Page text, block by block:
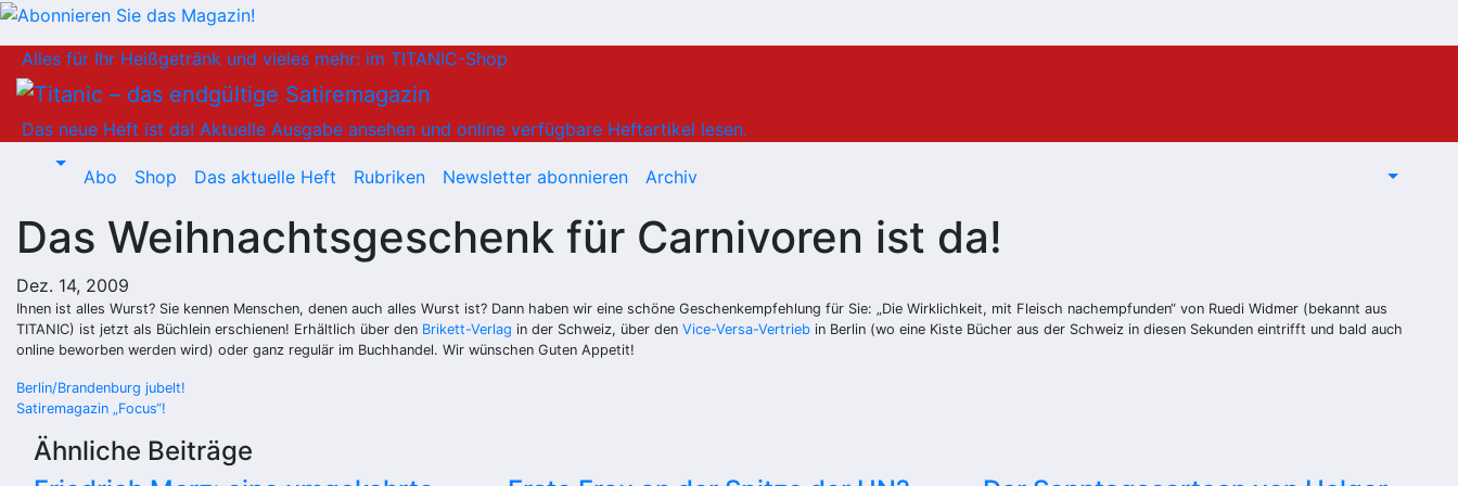
Inhalt
springen
Alles für Ihr Heißgetränk und vieles mehr: im TITANIC-Shop
Das neue Heft ist da! Aktuelle Ausgabe ansehen und online verfügbare Heftartikel lesen.
Abo Shop Das aktuelle Heft Rubriken Newsletter abonnieren Archiv
Das Weihnachtsgeschenk für Carnivoren ist da!
Dez. 14, 2009
Ihnen ist alles Wurst? Sie kennen Menschen, denen auch alles Wurst ist? Dann haben wir eine schöne Geschenkempfehlung für Sie: „Die Wirklichkeit, mit Fleisch nachempfunden“ von Ruedi Widmer (bekannt aus
TITANIC) ist jetzt als Büchlein erschienen! Erhältlich über den Brikett-Verlag in der Schweiz, über den Vice-Versa-Vertrieb in Berlin (wo eine Kiste Bücher aus der Schweiz in diesen Sekunden eintrifft und bald auch
online beworben werden wird) oder ganz regulär im Buchhandel. Wir wünschen Guten Appetit!
Beitragsnavigation
Berlin/Brandenburg jubelt!
Satiremagazin „Focus“!
Ähnliche Beiträge